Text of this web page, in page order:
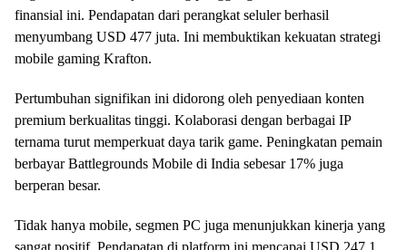
finansial ini. Pendapatan dari perangkat seluler berhasil
menyumbang USD 477 juta. Ini membuktikan kekuatan strategi
mobile gaming Krafton.
Pertumbuhan signifikan ini didorong oleh penyediaan konten
premium berkualitas tinggi. Kolaborasi dengan berbagai IP
ternama turut memperkuat daya tarik game. Peningkatan pemain
berbayar Battlegrounds Mobile di India sebesar 17% juga
berperan besar.
Tidak hanya mobile, segmen PC juga menunjukkan kinerja yang